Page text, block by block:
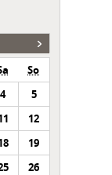
So
4
5
12
19
26